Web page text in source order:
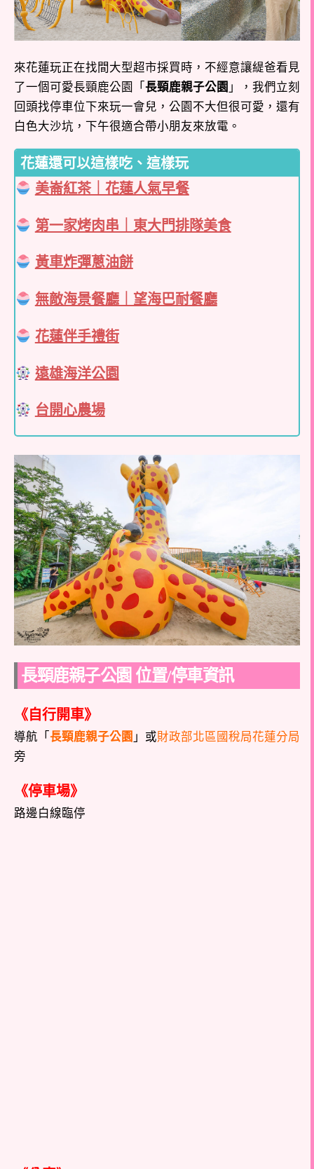
來花蓮玩正在找間大型超市採買時，不經意讓緹爸看見
了一個可愛長頸鹿公園「長頸鹿親子公園 」，我們立刻
回頭找停車位下來玩一會兒，公園不大但很可愛，還有
白色大沙坑，下午很適合帶小朋友來放電。
花蓮還可以這樣吃、這樣玩
美崙紅茶｜花蓮人氣早餐
第一家烤肉串｜東大門排隊美食
黃車炸彈蔥油餅
無敵海景餐廳｜望海巴耐餐廳
花蓮伴手禮街
遠雄海洋公園
台開心農場
長頸鹿親子公園 位置/停車資訊
《自行開車》
導航「長頸鹿親子公園 」或財政部北區國稅局花蓮分局
旁
《停車場》
路邊白線臨停